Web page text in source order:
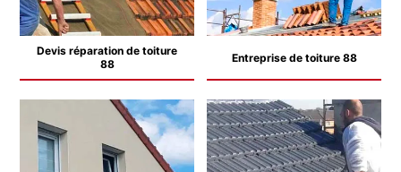
Devis réparation de toiture
88
Entreprise de toiture 88